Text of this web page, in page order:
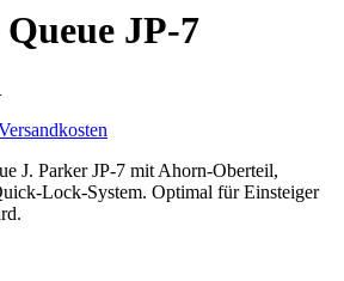
JP-7
J. Parker JP-7 mit Ahorn-Oberteil,
Lock-System. Optimal für Einsteiger